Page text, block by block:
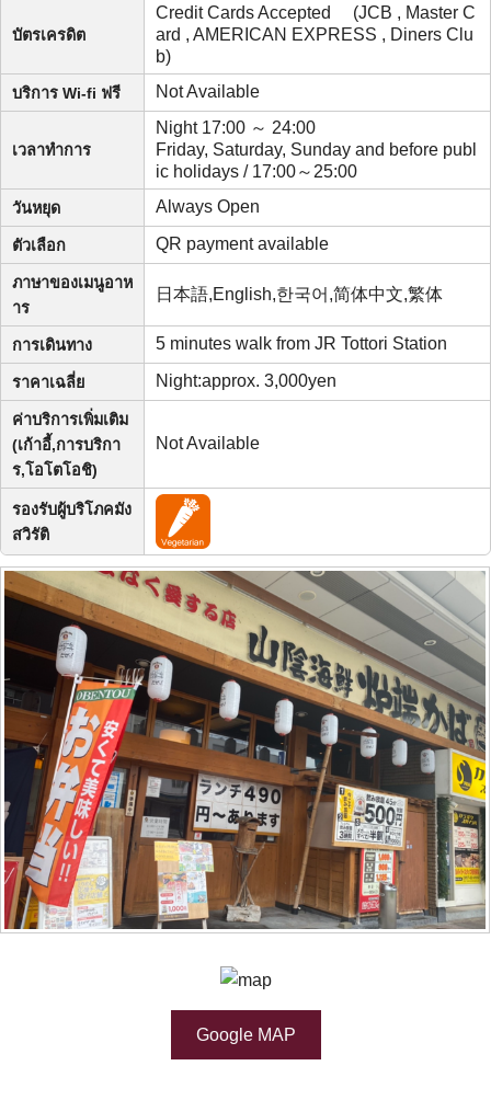
บัตรเครดิต
Credit Cards Accepted (JCB , Master C
ard , AMERICAN EXPRESS , Diners Clu
b)
บริการ Wi-fi ฟรี Not Available
เวลาทำการ
Night 17:00 ～ 24:00
Friday, Saturday, Sunday and before publ
ic holidays / 17:00～25:00
วันหยุด Always Open
ตัวเลือก QR payment available
ภาษาของเมนูอาห
าร
日本語,English,한국어,简体中文,繁体
การเดินทาง 5 minutes walk from JR Tottori Station
ราคาเฉลี่ย Night:approx. 3,000yen
ค่าบริการเพิ่มเติม
(เก้าอี้,การบริกา
ร,โอโตโอชิ)
Not Available
รองรับผู้บริโภคมัง
สวิรัติ
Google MAP